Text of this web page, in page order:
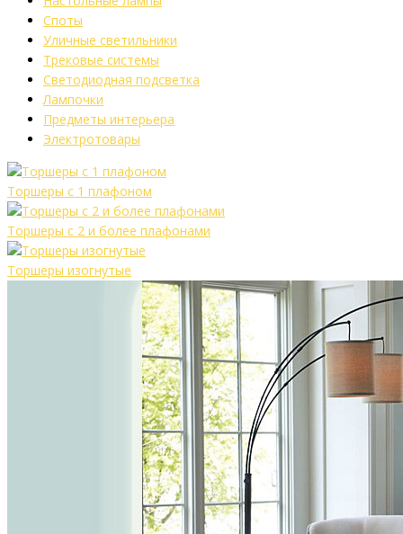
Споты
Уличные светильники
Трековые системы
Светодиодная подсветка
Лампочки
Предметы интерьера
Электротовары
Торшеры с 1 плафоном
Торшеры с 2 и более плафонами
Торшеры изогнутые